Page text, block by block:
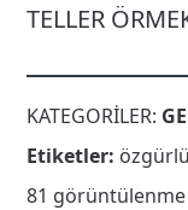
TELLER
KATEGORILER:
Etiketler:
81 görüntülenme